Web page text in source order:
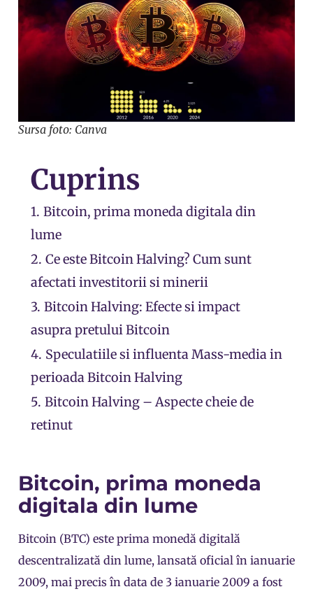
Sursa foto: Canva
Cuprins
1. Bitcoin, prima moneda digitala din
lume
2. Ce este Bitcoin Halving? Cum sunt
afectati investitorii si minerii
3. Bitcoin Halving: Efecte si impact
asupra pretului Bitcoin
4. Speculatiile si influenta Mass-media in
perioada Bitcoin Halving
5. Bitcoin Halving – Aspecte cheie de
retinut
Bitcoin, prima moneda
digitala din lume
Bitcoin (BTC) este prima monedă digitală
descentralizată din lume, lansată oficial în ianuarie
2009, mai precis în data de 3 ianuarie 2009 a fost